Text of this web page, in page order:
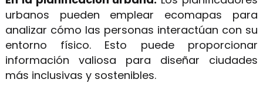
urbanos pueden emplear ecomapas para
analizar cómo las personas interactúan con su
entorno físico. Esto puede proporcionar
información valiosa para diseñar ciudades
más inclusivas y sostenibles.